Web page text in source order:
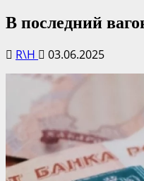
В последний
R\H 03.06.2025